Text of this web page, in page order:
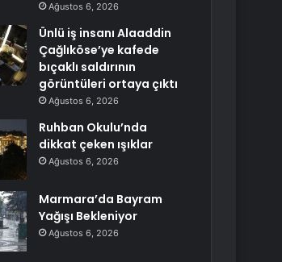
Ağustos 6, 2026
Ünlü iş insanı Alaaddin
Çağlıköse’ye kafede
bıçaklı saldırının
görüntüleri ortaya çıktı
Ağustos 6, 2026
Ruhban Okulu’nda
dikkat çeken ışıklar
Ağustos 6, 2026
Marmara’da Bayram
Yağışı Bekleniyor
Ağustos 6, 2026